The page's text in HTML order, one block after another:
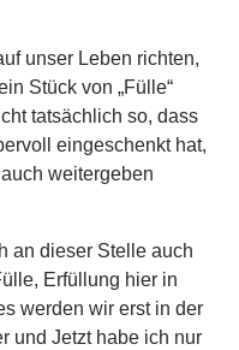
unser Leben richten,
Stück von „Fülle“
tatsächlich so, dass
eingeschenkt hat,
weitergeben
an dieser Stelle auch
Erfüllung hier in
werden wir erst in der
und Jetzt habe ich nur